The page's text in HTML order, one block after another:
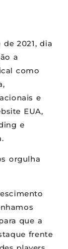
2021, dia
a
como
e
EUA,
e
orgulha
que a
frente